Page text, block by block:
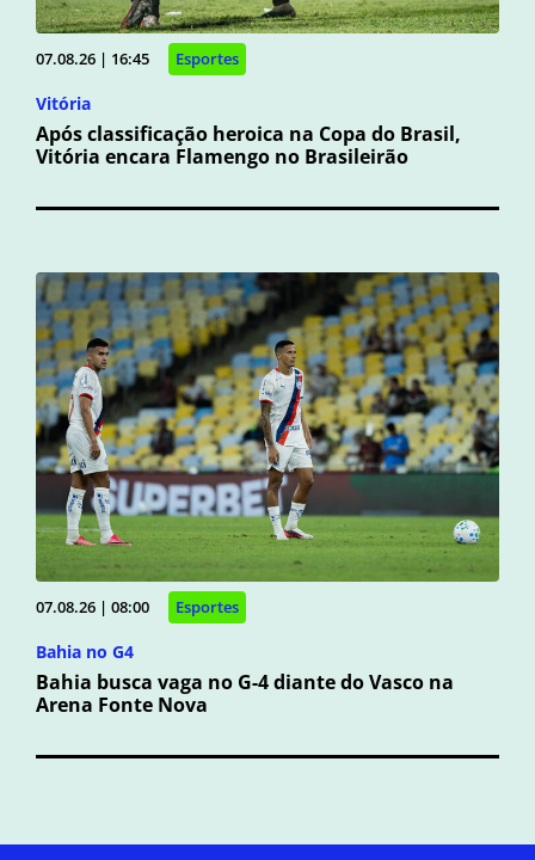
07.08.26 | 16:45 Esportes
Vitória
Após classificação heroica na Copa do Brasil,
Vitória encara Flamengo no Brasileirão
07.08.26 | 08:00 Esportes
Bahia no G4
Bahia busca vaga no G-4 diante do Vasco na
Arena Fonte Nova